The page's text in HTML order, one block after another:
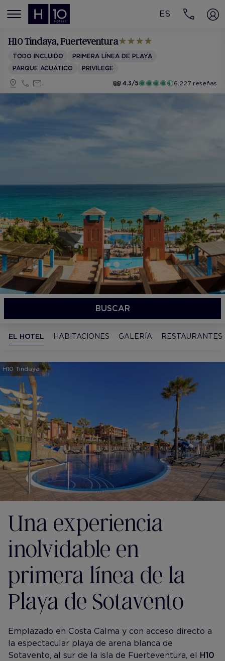
MENÚ
ES
H10 Tindaya, Fuerteventura
TODO INCLUIDO
PRIMERA LÍNEA DE PLAYA
PARQUE ACUÁTICO
PRIVILEGE
4.3/5
6.227 reseñas
BUSCAR
EL HOTEL HABITACIONES GALERÍA RESTAURANTES
H10 Tindaya
Una experiencia
inolvidable en
primera línea de la
Playa de Sotavento
Emplazado en Costa Calma y con acceso directo a
la espectacular playa de arena blanca de
Sotavento, al sur de la isla de Fuerteventura, el
H10